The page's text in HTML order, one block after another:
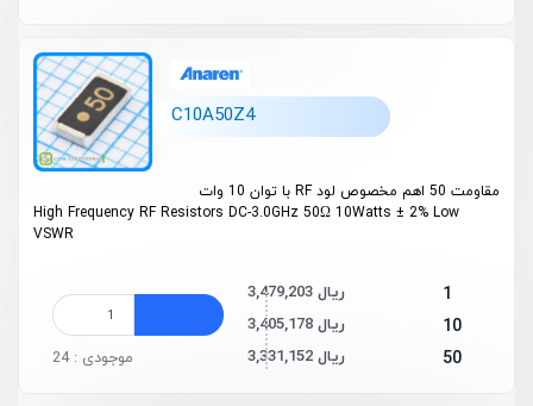
C10A50Z4
مقاومت 50 اهم مخصوص لود RF با توان 10 وات
High Frequency RF Resistors DC-3.0GHz 50Ω 10Watts ± 2% Low
VSWR
1 3,479,203 ریال
10 3,405,178 ریال
50 3,331,152 ریال موجودی : 24